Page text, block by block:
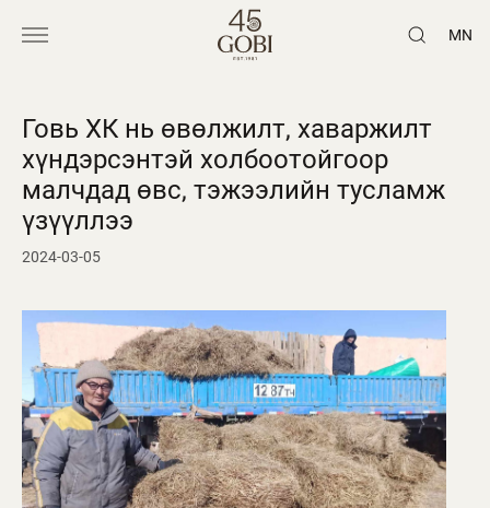
MN
Говь ХК нь өвөлжилт, хаваржилт
хүндэрсэнтэй холбоотойгоор
малчдад өвс, тэжээлийн тусламж
үзүүллээ
2024-03-05